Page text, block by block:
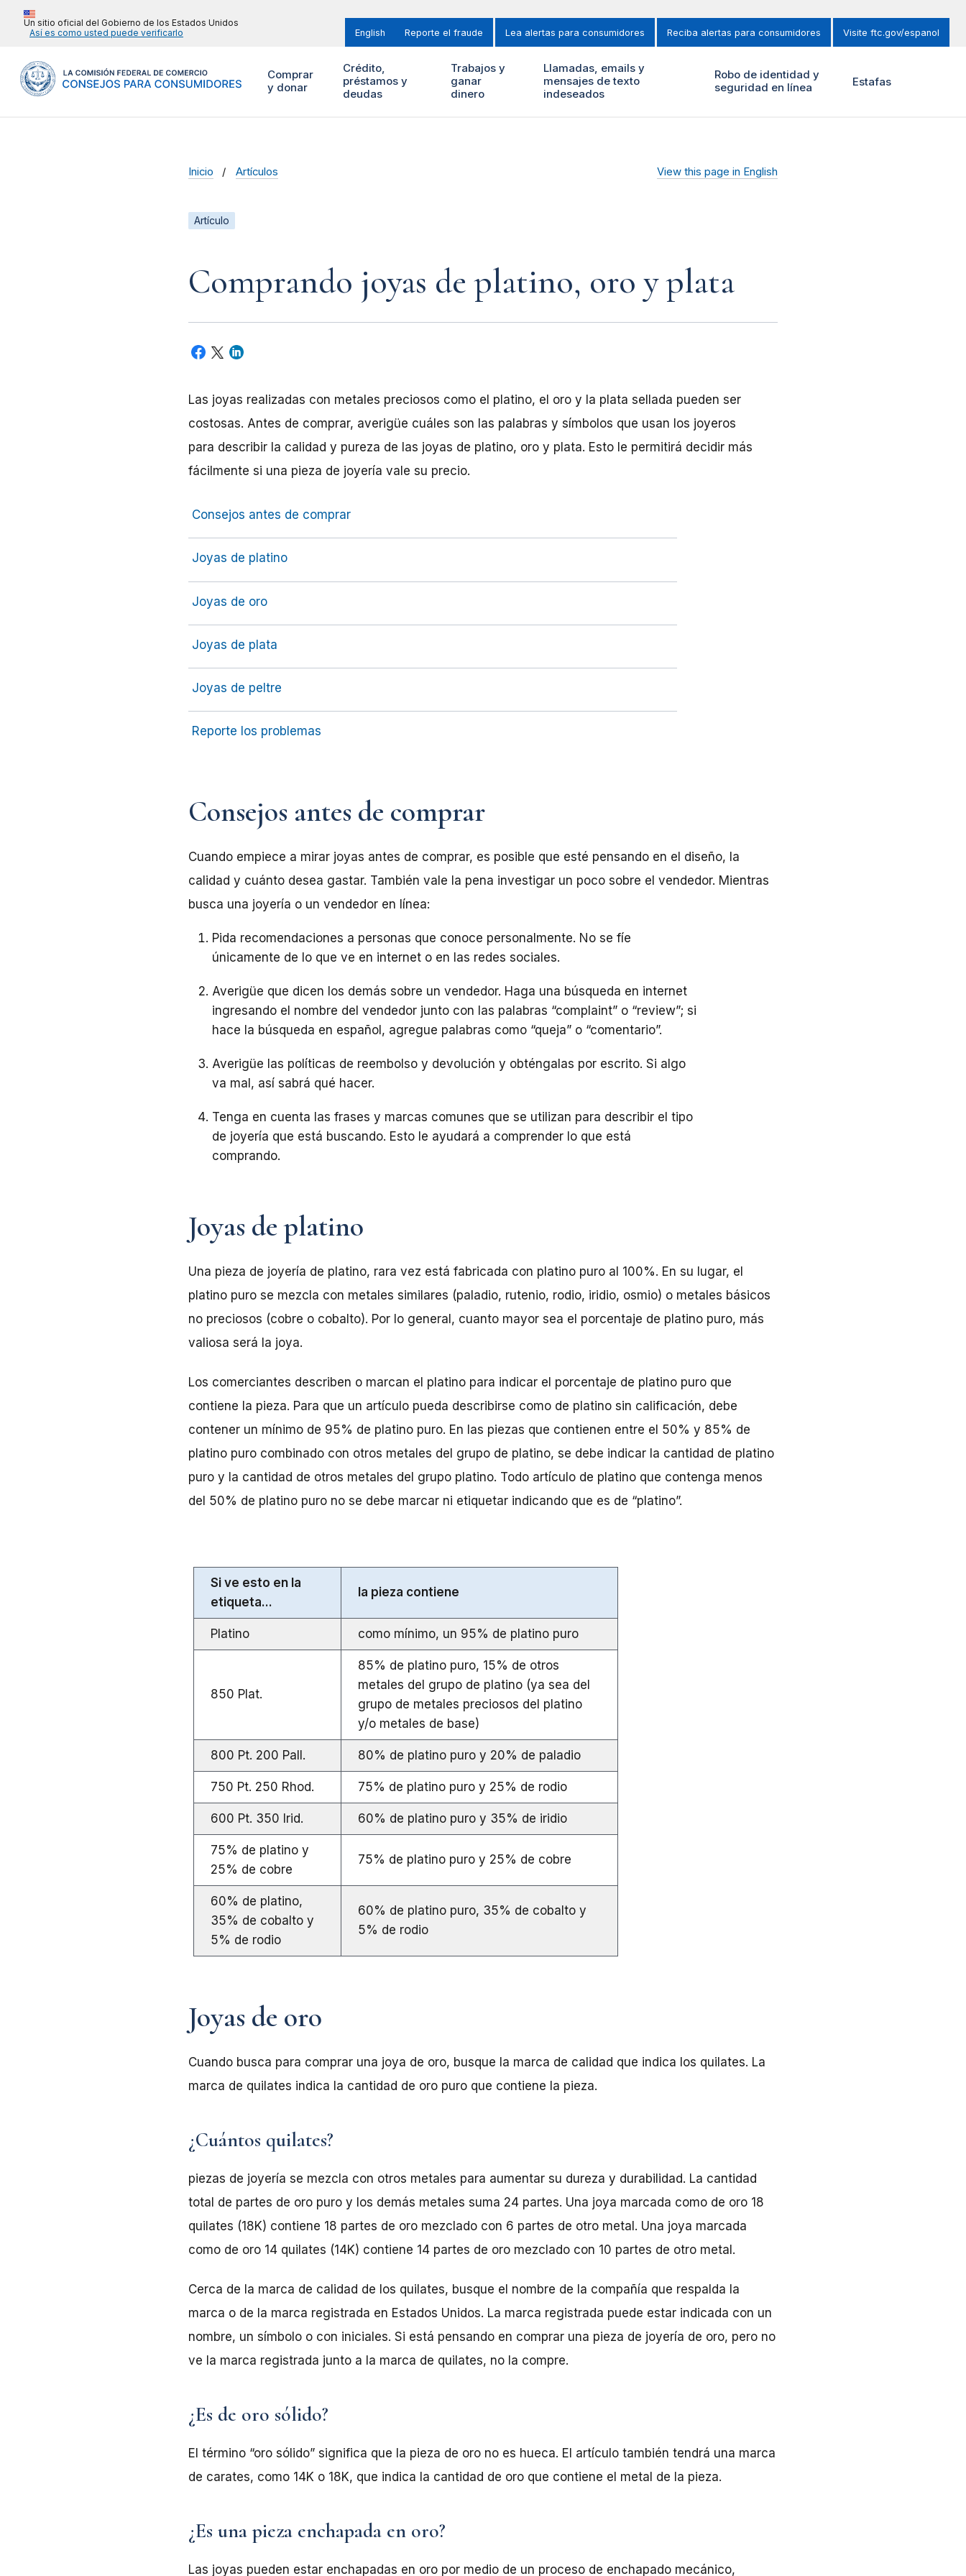
Un sitio oficial del Gobierno de los Estados Unidos
Así es como usted puede verificarlo
English Reporte el fraude Lea alertas para consumidores Reciba alertas para consumidores Visite ftc.gov/espanol
Comprar
y donar
Crédito,
préstamos y
deudas
Trabajos y
ganar
dinero
Llamadas, emails y
mensajes de texto
indeseados
Robo de identidad y
seguridad en línea
Estafas
Inicio Artículos View this page in English
Artículo
Comprando joyas de platino, oro y plata
Las joyas realizadas con metales preciosos como el platino, el oro y la plata sellada pueden ser
costosas. Antes de comprar, averigüe cuáles son las palabras y símbolos que usan los joyeros
para describir la calidad y pureza de las joyas de platino, oro y plata. Esto le permitirá decidir más
fácilmente si una pieza de joyería vale su precio.
Consejos antes de comprar
Joyas de platino
Joyas de oro
Joyas de plata
Joyas de peltre
Reporte los problemas
Consejos antes de comprar
Cuando empiece a mirar joyas antes de comprar, es posible que esté pensando en el diseño, la
calidad y cuánto desea gastar. También vale la pena investigar un poco sobre el vendedor. Mientras
busca una joyería o un vendedor en línea:
Pida recomendaciones a personas que conoce personalmente. No se fíe
únicamente de lo que ve en internet o en las redes sociales.
Averigüe que dicen los demás sobre un vendedor. Haga una búsqueda en internet
ingresando el nombre del vendedor junto con las palabras “complaint” o “review”; si
hace la búsqueda en español, agregue palabras como “queja” o “comentario”.
Averigüe las políticas de reembolso y devolución y obténgalas por escrito. Si algo
va mal, así sabrá qué hacer.
Tenga en cuenta las frases y marcas comunes que se utilizan para describir el tipo
de joyería que está buscando. Esto le ayudará a comprender lo que está
comprando.
Joyas de platino
Una pieza de joyería de platino, rara vez está fabricada con platino puro al 100%. En su lugar, el
platino puro se mezcla con metales similares (paladio, rutenio, rodio, iridio, osmio) o metales básicos
no preciosos (cobre o cobalto). Por lo general, cuanto mayor sea el porcentaje de platino puro, más
valiosa será la joya.
Los comerciantes describen o marcan el platino para indicar el porcentaje de platino puro que
contiene la pieza. Para que un artículo pueda describirse como de platino sin calificación, debe
contener un mínimo de 95% de platino puro. En las piezas que contienen entre el 50% y 85% de
platino puro combinado con otros metales del grupo de platino, se debe indicar la cantidad de platino
puro y la cantidad de otros metales del grupo platino. Todo artículo de platino que contenga menos
del 50% de platino puro no se debe marcar ni etiquetar indicando que es de “platino”.
Si ve esto en la
etiqueta...
la pieza contiene
Platino como mínimo, un 95% de platino puro
850 Plat.
85% de platino puro, 15% de otros
metales del grupo de platino (ya sea del
grupo de metales preciosos del platino
y/o metales de base)
800 Pt. 200 Pall. 80% de platino puro y 20% de paladio
750 Pt. 250 Rhod. 75% de platino puro y 25% de rodio
600 Pt. 350 Irid. 60% de platino puro y 35% de iridio
75% de platino y
25% de cobre
75% de platino puro y 25% de cobre
60% de platino,
35% de cobalto y
5% de rodio
60% de platino puro, 35% de cobalto y
5% de rodio
Joyas de oro
Cuando busca para comprar una joya de oro, busque la marca de calidad que indica los quilates. La
marca de quilates indica la cantidad de oro puro que contiene la pieza.
¿Cuántos quilates?
piezas de joyería se mezcla con otros metales para aumentar su dureza y durabilidad. La cantidad
total de partes de oro puro y los demás metales suma 24 partes. Una joya marcada como de oro 18
quilates (18K) contiene 18 partes de oro mezclado con 6 partes de otro metal. Una joya marcada
como de oro 14 quilates (14K) contiene 14 partes de oro mezclado con 10 partes de otro metal.
Cerca de la marca de calidad de los quilates, busque el nombre de la compañía que respalda la
marca o de la marca registrada en Estados Unidos. La marca registrada puede estar indicada con un
nombre, un símbolo o con iniciales. Si está pensando en comprar una pieza de joyería de oro, pero no
ve la marca registrada junto a la marca de quilates, no la compre.
¿Es de oro sólido?
El término “oro sólido” significa que la pieza de oro no es hueca. El artículo también tendrá una marca
de carates, como 14K o 18K, que indica la cantidad de oro que contiene el metal de la pieza.
¿Es una pieza enchapada en oro?
Las joyas pueden estar enchapadas en oro por medio de un proceso de enchapado mecánico,